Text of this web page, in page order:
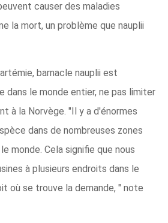
causer des maladies
la mort, un problème que nauplii
barnacle nauplii est
dans le monde entier, ne pas limiter
à la Norvège. "Il y a d'énormes
dans de nombreuses zones
monde. Cela signifie que nous
à plusieurs endroits dans le
où se trouve la demande, " note